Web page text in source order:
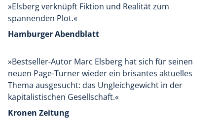
»Elsberg verknüpft Fiktion und Realität zum
spannenden Plot.«
Hamburger Abendblatt
»Bestseller-Autor Marc Elsberg hat sich für seinen
neuen Page-Turner wieder ein brisantes aktuelles
Thema ausgesucht: das Ungleichgewicht in der
kapitalistischen Gesellschaft.«
Kronen Zeitung